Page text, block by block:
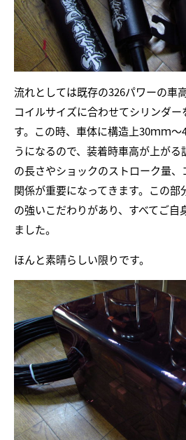
流れとしては既存の326パワーの車
コイルサイズに合わせてシリンダ
す。この時、車体に構造上30ｍｍ
うになるので、装着時車高が上が
の長さやショックのストローク量
関係が重要になってきます。この
の強いこだわりがあり、すべてご自
ました。
ほんと素晴らしい限りです。